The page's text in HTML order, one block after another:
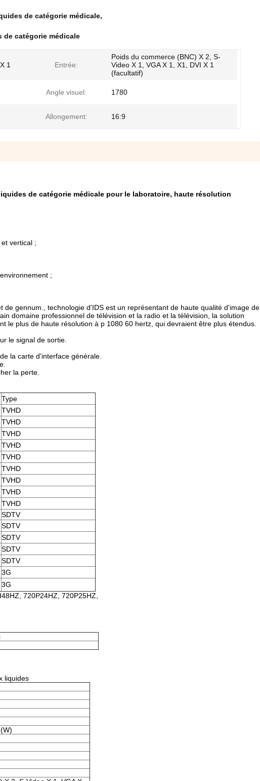
de catégorie médicale,
de catégorie médicale
1 Entrée:
Poids du commerce (BNC) X 2, S-
Video X 1, VGA X 1, X1, DVI X 1
(facultatif)
Angle visuel: 1780
Allongement: 16:9
de catégorie médicale pour le laboratoire, haute résolution
vertical ;
;
gennum., technologie d'IDS est un représentant de haute qualité d'image de
domaine professionnel de télévision et la radio et la télévision, la solution
le plus de haute résolution à p 1080 60 hertz, qui devraient être plus étendus.
le signal de sortie.
la carte d'interface générale.
la perte.
Type
TVHD
TVHD
TVHD
TVHD
TVHD
TVHD
TVHD
TVHD
TVHD
SDTV
SDTV
SDTV
SDTV
SDTV
3G
3G
720P24HZ, 720P25HZ,
liquides